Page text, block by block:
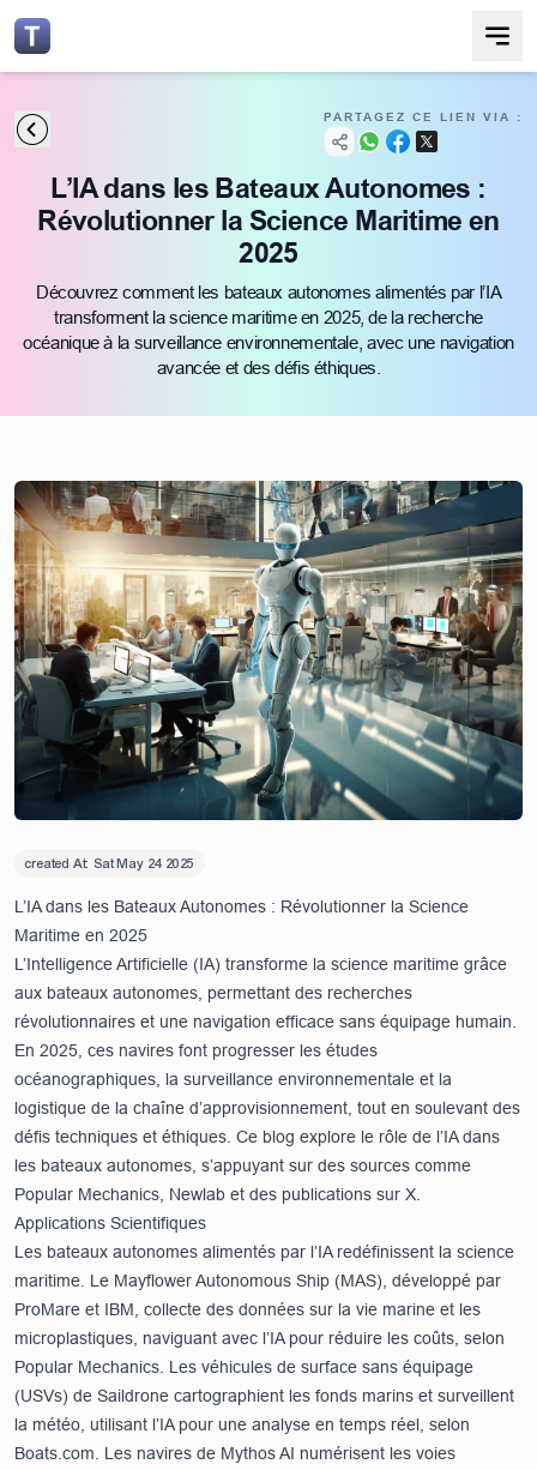
PARTAGEZ CE LIEN VIA :
L’IA dans les Bateaux Autonomes :
Révolutionner la Science Maritime en
2025
Découvrez comment les bateaux autonomes alimentés par l’IA
transforment la science maritime en 2025, de la recherche
océanique à la surveillance environnementale, avec une navigation
avancée et des défis éthiques.
created At: Sat May 24 2025
L’IA dans les Bateaux Autonomes : Révolutionner la Science
Maritime en 2025
L’Intelligence Artificielle (IA) transforme la science maritime grâce
aux bateaux autonomes, permettant des recherches
révolutionnaires et une navigation efficace sans équipage humain.
En 2025, ces navires font progresser les études
océanographiques, la surveillance environnementale et la
logistique de la chaîne d’approvisionnement, tout en soulevant des
défis techniques et éthiques. Ce blog explore le rôle de l’IA dans
les bateaux autonomes, s’appuyant sur des sources comme
Popular Mechanics Newlab et des publications sur X.
Applications Scientifiques
Les bateaux autonomes alimentés par l’IA redéfinissent la science
maritime. Le Mayflower Autonomous Ship (MAS), développé par
ProMare et IBM, collecte des données sur la vie marine et les
microplastiques, naviguant avec l’IA pour réduire les coûts, selon
Popular Mechanics . Les véhicules de surface sans équipage
(USVs) de Saildrone cartographient les fonds marins et surveillent
la météo, utilisant l’IA pour une analyse en temps réel, selon
Boats.com . Les navires de Mythos AI numérisent les voies